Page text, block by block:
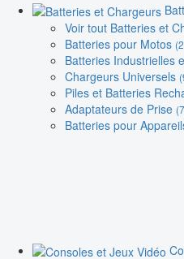
Voir tout Batteries et
Batteries pour Motos
Batteries Industrielles
Chargeurs Universels
Piles et Batteries
Adaptateurs de Prise
Batteries pour